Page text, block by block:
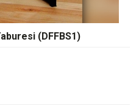
(DFFBS1)